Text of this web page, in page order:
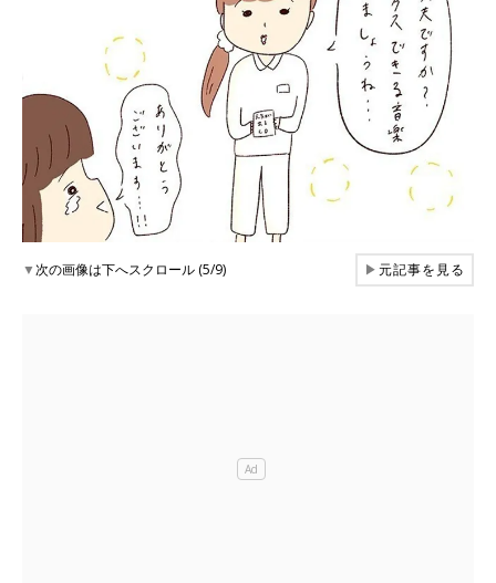
▼次の画像は下へスクロール (5/9) ▶元記事を見る